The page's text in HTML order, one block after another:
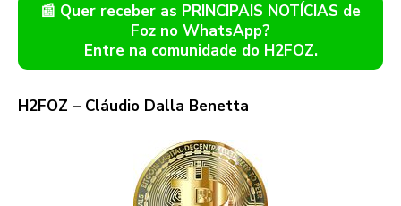
📰 Quer receber as PRINCIPAIS NOTÍCIAS de
Foz no WhatsApp?
Entre na comunidade do H2FOZ.
H2FOZ – Cláudio Dalla Benetta